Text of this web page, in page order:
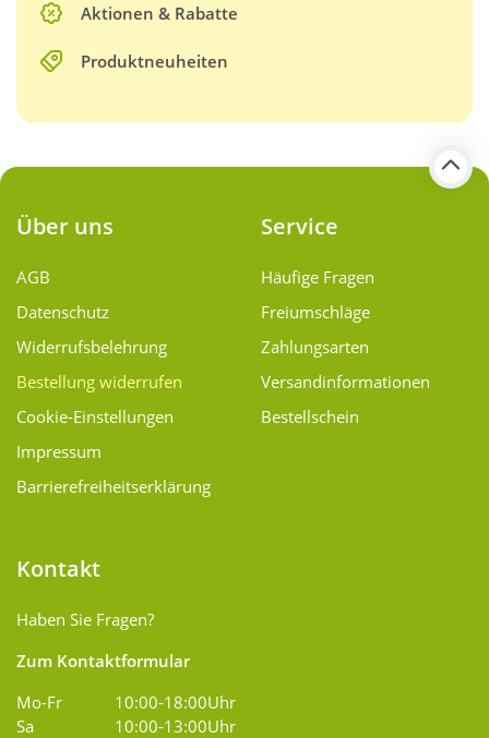
Aktionen & Rabatte
Produktneuheiten
Über uns
AGB
Datenschutz
Widerrufsbelehrung
Bestellung widerrufen
Cookie-Einstellungen
Impressum
Barrierefreiheitserklärung
Service
Häufige Fragen
Freiumschläge
Zahlungsarten
Versand­informationen
Bestellschein
Kontakt
Haben Sie Fragen?
Zum Kontaktformular
Mo-Fr
10:00-18:00Uhr
Sa
10:00-13:00Uhr